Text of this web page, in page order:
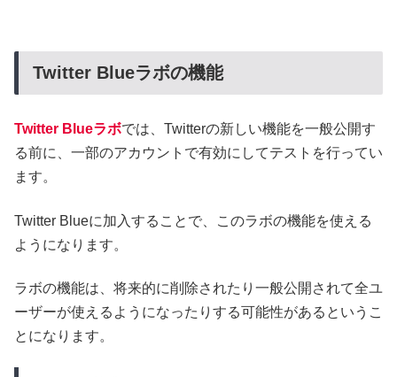
Twitter Blueラボの機能
Twitter Blueラボでは、Twitterの新しい機能を一般公開す
る前に、一部のアカウントで有効にしてテストを行ってい
ます。
Twitter Blueに加入することで、このラボの機能を使える
ようになります。
ラボの機能は、将来的に削除されたり一般公開されて全ユ
ーザーが使えるようになったりする可能性があるというこ
とになります。